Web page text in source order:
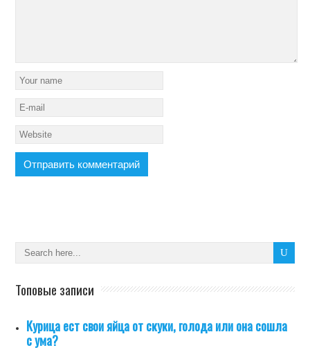
Топовые записи
Курица ест свои яйца от скуки, голода или она сошла
с ума?